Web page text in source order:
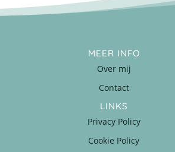
MEER INFO
Over mij
Contact
LINKS
Privacy Policy
Cookie Policy